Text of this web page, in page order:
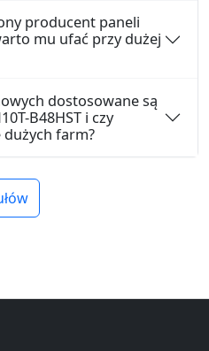
producent paneli
mu ufać przy dużej
dostosowane są
B48HST i czy
farm?